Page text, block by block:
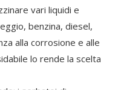
vari liquidi e
benzina, diesel,
alla corrosione e alle
lo rende la scelta